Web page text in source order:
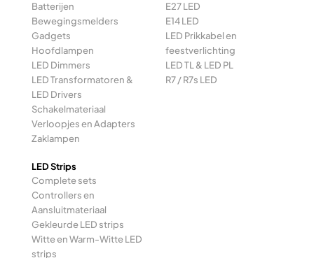
Batterijen
Bewegingsmelders
Gadgets
Hoofdlampen
LED Dimmers
LED Transformatoren &
LED Drivers
Schakelmateriaal
Verloopjes en Adapters
Zaklampen
E27 LED
E14 LED
LED Prikkabel en
feestverlichting
LED TL & LED PL
R7 / R7s LED
LED Strips
Complete sets
Controllers en
Aansluitmateriaal
Gekleurde LED strips
Witte en Warm-Witte LED
strips